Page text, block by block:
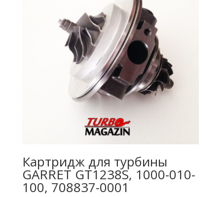
Картридж для турбины
GARRET GT1238S, 1000-010-
100, 708837-0001